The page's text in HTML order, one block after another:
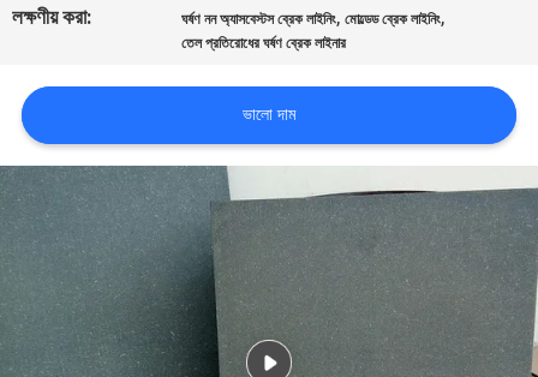
উদ্ধৃতির
আবেদন
সাইট
ম্যাপ
PRIVACY
POLICY
লক্ষণীয় করা:
ঘর্ষণ নন অ্যাসবেস্টস ব্রেক লাইনিং,মোল্ডেড ব্রেক লাইনিং,
তেল প্রতিরোধের ঘর্ষণ ব্রেক লাইনার
ভালো দাম